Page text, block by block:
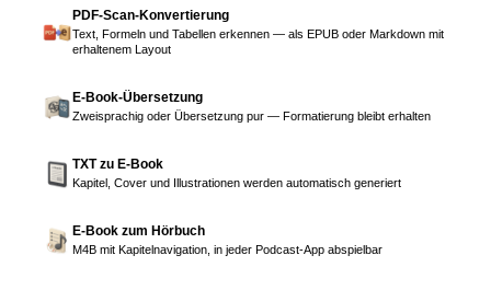
PDF-Scan-Konvertierung
Text, Formeln und Tabellen erkennen — als EPUB oder Markdown mit
erhaltenem Layout
E-Book-Übersetzung
Zweisprachig oder Übersetzung pur — Formatierung bleibt erhalten
TXT zu E-Book
Kapitel, Cover und Illustrationen werden automatisch generiert
E-Book zum Hörbuch
M4B mit Kapitelnavigation, in jeder Podcast-App abspielbar